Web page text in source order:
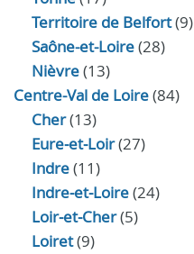
Territoire de Belfort(9)
Saône-et-Loire(28)
Nièvre(13)
Centre-Val de Loire(84)
Cher(13)
Eure‑et‑Loir(27)
Indre(11)
Indre‑et‑Loire(24)
Loir‑et‑Cher(5)
Loiret(9)